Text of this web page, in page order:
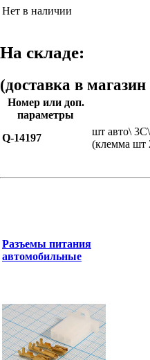
Нет в наличии
На складе:
(доставка в
Номер или доп.
параметры
Q-14197
шт авто\
(клемма шт
Разъемы питания
автомобильные